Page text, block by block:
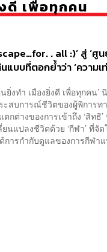
ดี เพื่อทุกคน
. all :)’ สู่ ‘
แบบที่ตอกย้ำว่า ‘ความเ
นยิ่งทำ เมืองยิ่งดี เพื่อทุกคน
ะสบการณ์ชีวิตของผู้พิการท
กต่างของการเข้าถึง ‘สิทธิ
นแปลงชีวิตด้วย ‘กีฬา’ ที่จั
การกำกับดูแลของการกีฬา